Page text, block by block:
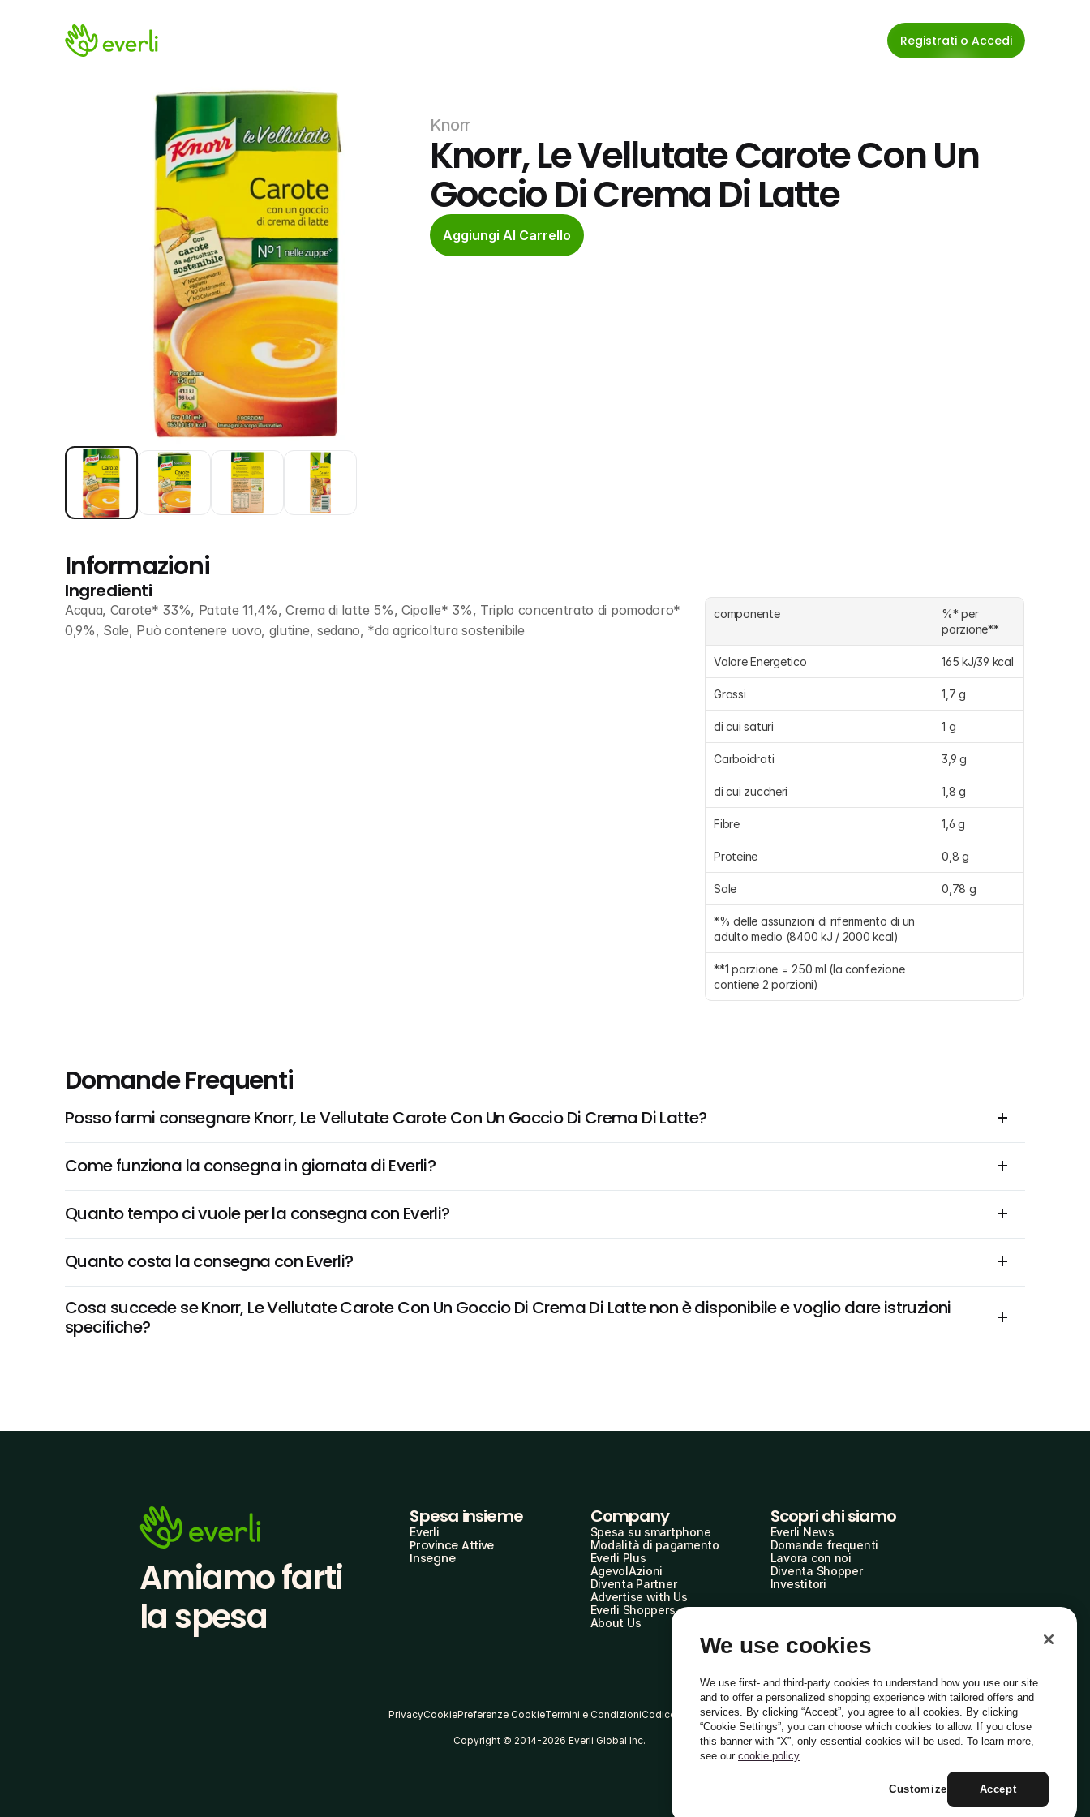
Registrati o Accedi
Knorr
Knorr, Le Vellutate Carote Con Un
Goccio Di Crema Di Latte
Aggiungi Al Carrello
Informazioni
Ingredienti
Acqua, Carote* 33%, Patate 11,4%, Crema di latte 5%, Cipolle* 3%, Triplo concentrato di pomodoro*
0,9%, Sale, Può contenere uovo, glutine, sedano, *da agricoltura sostenibile
componente
%* per
porzione**
Valore Energetico 165 kJ/39 kcal
Grassi 1,7 g
di cui saturi 1 g
Carboidrati 3,9 g
di cui zuccheri 1,8 g
Fibre 1,6 g
Proteine 0,8 g
Sale 0,78 g
*% delle assunzioni di riferimento di un
adulto medio (8400 kJ / 2000 kcal)
**1 porzione = 250 ml (la confezione
contiene 2 porzioni)
Domande Frequenti
Posso farmi consegnare Knorr, Le Vellutate Carote Con Un Goccio Di Crema Di Latte?
Come funziona la consegna in giornata di Everli?
Quanto tempo ci vuole per la consegna con Everli?
Quanto costa la consegna con Everli?
Cosa succede se Knorr, Le Vellutate Carote Con Un Goccio Di Crema Di Latte non è disponibile e voglio dare istruzioni
specifiche?
Amiamo farti
la spesa
Spesa insieme
Everli
Province Attive
Insegne
Company
Spesa su smartphone
Modalità di pagamento
Everli Plus
AgevolAzioni
Diventa Partner
Advertise with Us
Everli Shoppers
About Us
Scopri chi siamo
Everli News
Domande frequenti
Lavora con noi
Diventa Shopper
Investitori
PrivacyCookiePreferenze CookieTermini e CondizioniCodice Etico
Copyright © 2014-2026 Everli Global Inc. Italiano
We use cookies
We use first- and third-party cookies to understand how you use our site
and to offer a personalized shopping experience with tailored offers and
services. By clicking “Accept”, you agree to all cookies. By clicking
“Cookie Settings”, you can choose which cookies to allow. If you close
this banner with “X”, only essential cookies will be used. To learn more,
see our cookie policy
Accept
Customize